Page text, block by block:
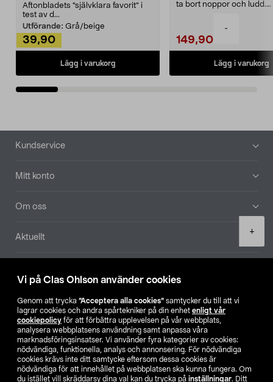
Vi på Clas Ohlson använder cookies
Genom att trycka ”Acceptera alla cookies” samtycker du till att vi
lagrar cookies och andra spårtekniker på din enhet enligt vår
cookiepolicy för att förbättra upplevelsen på vår webbplats,
analysera webbplatsens användning samt anpassa våra
marknadsföringsinsatser. Vi använder fyra kategorier av cookies:
nödvändiga, funktionella, analys och annonsering. För nödvändiga
cookies krävs inte ditt samtycke eftersom dessa cookies är
nödvändiga för att innehållet på webbplatsen ska kunna fungera. Om
du istället vill skräddarsy dina val kan du trycka på inställningar. Ditt
-
+
Aftonbladets "självklara favorit” i
test av d...
Utförande: Grå/beige
39,90
Lägg i varukorg
ta bort noppor och ludd.
149,90
Lägg i varukorg
Sidfot
Kundservice
Mitt konto
Om oss
Aktuellt
Hitta butik
SE NO FI